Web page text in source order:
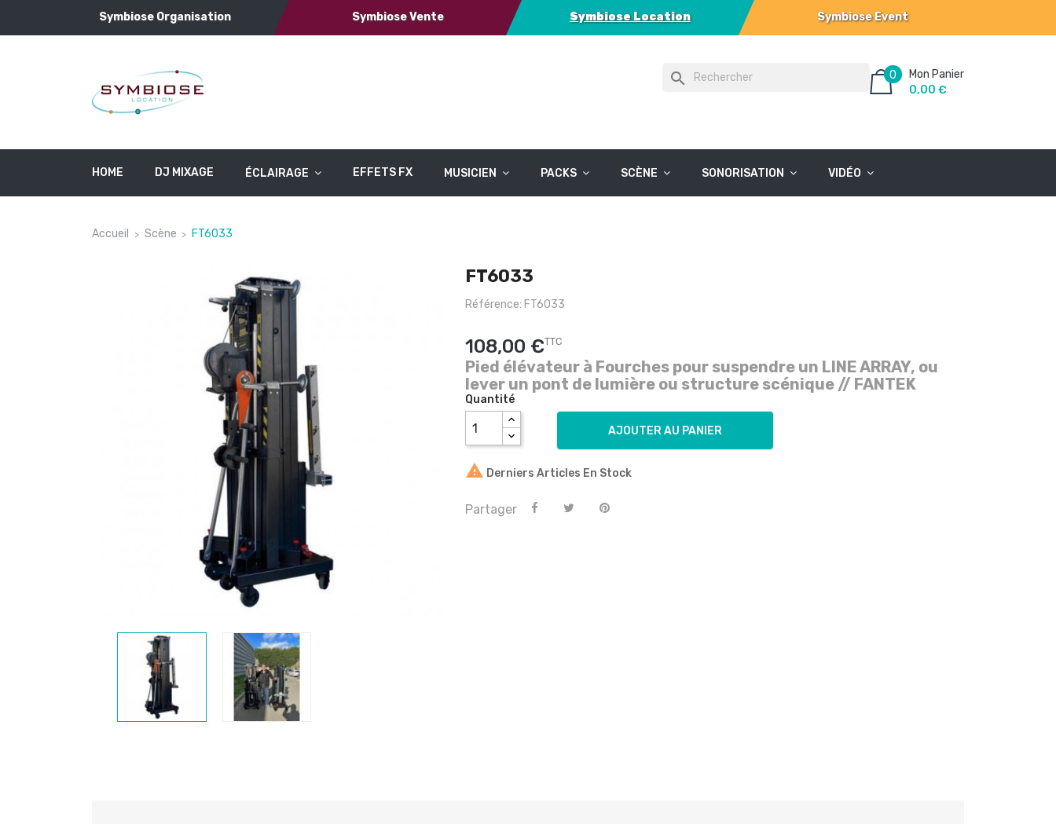
Symbiose Organisation Symbiose Vente Symbiose Location Symbiose Event
Mon Panier
0
0,00 €
search
HOME DJ MIXAGE ÉCLAIRAGE EFFETS FX MUSICIEN PACKS SCÈNE SONORISATION VIDÉO
Accueil Scène FT6033
FT6033
Référence: FT6033
108,00 €TTC
Pied élévateur à Fourches pour suspendre un LINE ARRAY, ou
lever un pont de lumière ou structure scénique // FANTEK
Quantité
AJOUTER AU PANIER
 Derniers Articles En Stock
Partager